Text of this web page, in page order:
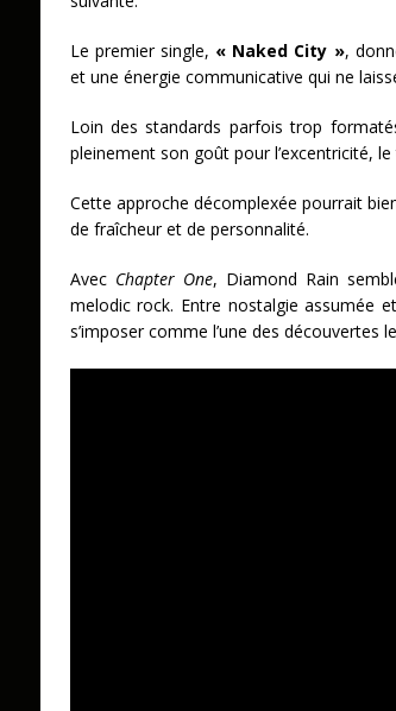
Le premier single, « Naked City »,
et une énergie communicative qui ne
Loin des standards parfois trop
pleinement son goût pour l’excentricité,
Cette approche décomplexée pourrait
de fraîcheur et de personnalité.
Avec Chapter One, Diamond Rain
melodic rock. Entre nostalgie assumée
s’imposer comme l’une des découvertes